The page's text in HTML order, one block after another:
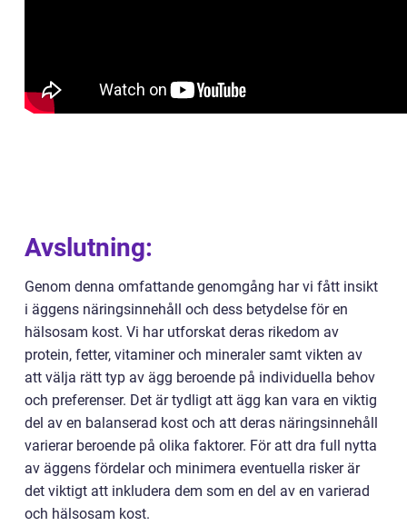
Avslutning:
Genom denna omfattande genomgång har vi fått insikt
i äggens näringsinnehåll och dess betydelse för en
hälsosam kost. Vi har utforskat deras rikedom av
protein, fetter, vitaminer och mineraler samt vikten av
att välja rätt typ av ägg beroende på individuella behov
och preferenser. Det är tydligt att ägg kan vara en viktig
del av en balanserad kost och att deras näringsinnehåll
varierar beroende på olika faktorer. För att dra full nytta
av äggens fördelar och minimera eventuella risker är
det viktigt att inkludera dem som en del av en varierad
och hälsosam kost.